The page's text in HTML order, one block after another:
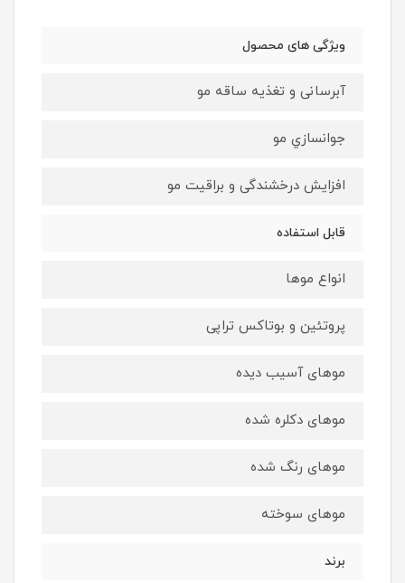
ویژگی های محصول
آبرسانی و تغذیه ساقه مو
جوانسازي مو
افزایش درخشندگی و براقیت مو
قابل استفاده
انواع موها
پروتئین و بوتاکس تراپی
موهای آسیب دیده
موهای دکلره شده
موهای رنگ شده
موهای سوخته
برند